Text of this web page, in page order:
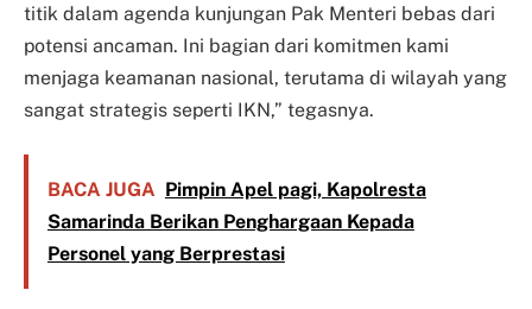
titik dalam agenda kunjungan Pak Menteri bebas dari
potensi ancaman. Ini bagian dari komitmen kami
menjaga keamanan nasional, terutama di wilayah yang
sangat strategis seperti IKN,” tegasnya.
BACA JUGA Pimpin Apel pagi, Kapolresta
Samarinda Berikan Penghargaan Kepada
Personel yang Berprestasi